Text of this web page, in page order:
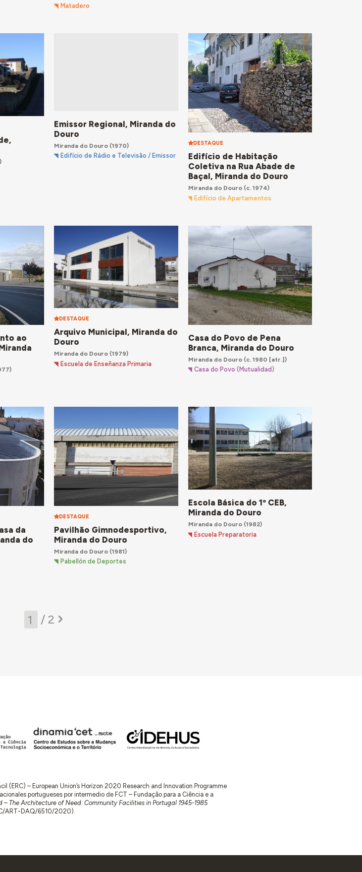
Matadero
Emissor Regional, Miranda do
Douro
Miranda do Douro (1970)
Edifício de Rádio e Televisão / Emissor
DESTAQUE
Edifício de Habitação
Coletiva na Rua Abade de
Baçal, Miranda do Douro
Miranda do Douro(c. 1974)
Edifício de Apartamentos
ao
DESTAQUE
Arquivo Municipal, Miranda do
Douro
Miranda do Douro (1979)
Escuela de Enseñanza Primaria
Casa do Povo de Pena
Branca, Miranda do Douro
Miranda do Douro(c. 1980 [atr.])
Casa do Povo (Mutualidad)
da
do
DESTAQUE
Pavilhão Gimnodesportivo,
Miranda do Douro
Miranda do Douro (1981)
Pabellón de Deportes
Escola Básica do 1º CEB,
Miranda do Douro
Miranda do Douro(1982)
Escuela Preparatoria
/ 2
(ERC) – European Union’s Horizon 2020 Research and Innovation Programme
portugueses por intermedio de FCT – Fundação para a Ciência e a
– The Architecture of Need: Community Facilities in Portugal 1945-1985
ART-DAQ/6510/2020).